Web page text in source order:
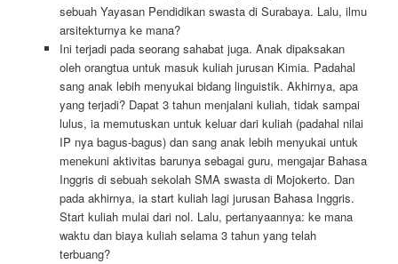
sebuah Yayasan Pendidikan swasta di Surabaya. Lalu, ilmu
arsitekturnya ke mana?
Ini terjadi pada seorang sahabat juga. Anak dipaksakan
oleh orangtua untuk masuk kuliah jurusan Kimia. Padahal
sang anak lebih menyukai bidang linguistik. Akhirnya, apa
yang terjadi? Dapat 3 tahun menjalani kuliah, tidak sampai
lulus, ia memutuskan untuk keluar dari kuliah (padahal nilai
IP nya bagus-bagus) dan sang anak lebih menyukai untuk
menekuni aktivitas barunya sebagai guru, mengajar Bahasa
Inggris di sebuah sekolah SMA swasta di Mojokerto. Dan
pada akhirnya, ia start kuliah lagi jurusan Bahasa Inggris.
Start kuliah mulai dari nol. Lalu, pertanyaannya: ke mana
waktu dan biaya kuliah selama 3 tahun yang telah
terbuang?